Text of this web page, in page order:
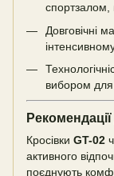
спортзалом,
Довговічні
вибором для
Кросівки GT-02
активного
поєднують